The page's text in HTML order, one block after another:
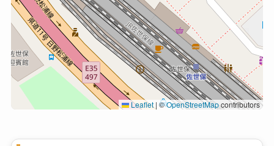
Leaflet | ©OpenStreetMapcontributors